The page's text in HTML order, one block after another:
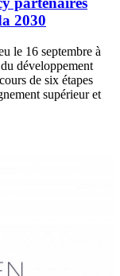
2030
le 16 septembre à
développement
de six étapes
supérieur et